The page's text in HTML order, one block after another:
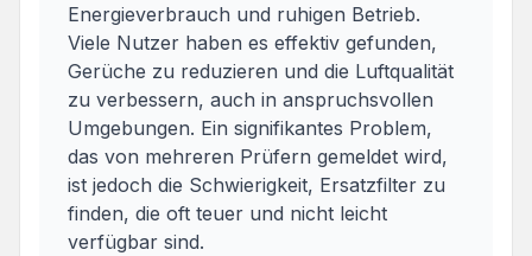
Energieverbrauch und ruhigen Betrieb.
Viele Nutzer haben es effektiv gefunden,
Gerüche zu reduzieren und die Luftqualität
zu verbessern, auch in anspruchsvollen
Umgebungen. Ein signifikantes Problem,
das von mehreren Prüfern gemeldet wird,
ist jedoch die Schwierigkeit, Ersatzfilter zu
finden, die oft teuer und nicht leicht
verfügbar sind.